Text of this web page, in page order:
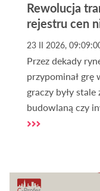
Rewolucja
rejestru cen
23 II 2026,
Przez dekady
przypominał grę
graczy były stale
budowlaną czy
cenach
być jednak